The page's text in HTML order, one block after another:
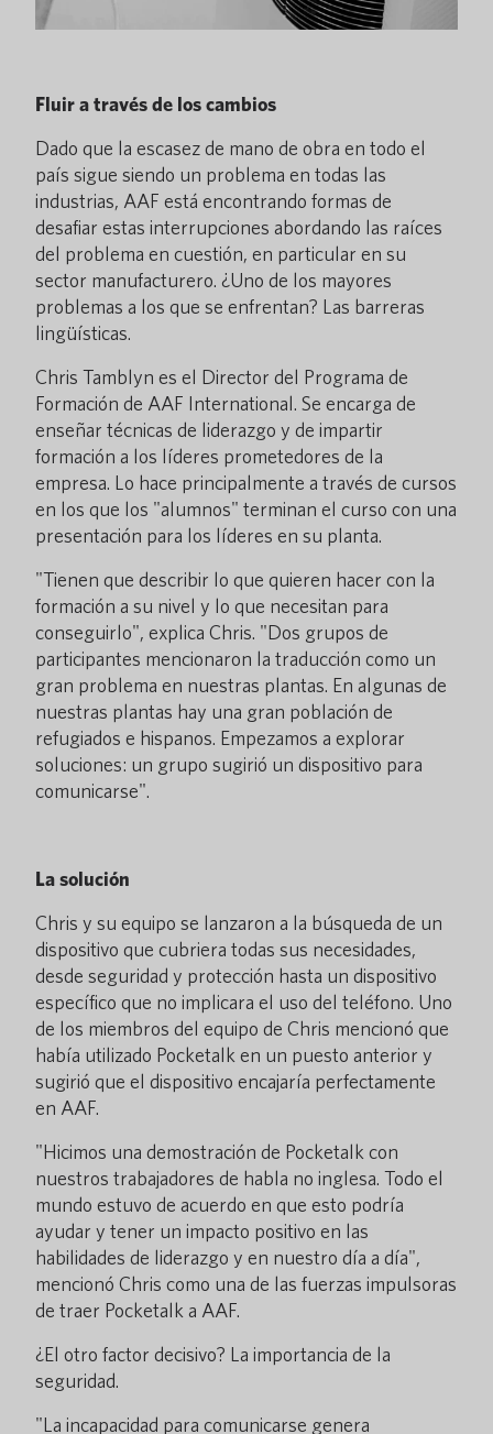
Fluir a través de los cambios
Dado que la escasez de mano de obra en todo el
país sigue siendo un problema en todas las
industrias, AAF está encontrando formas de
desafiar estas interrupciones abordando las raíces
del problema en cuestión, en particular en su
sector manufacturero. ¿Uno de los mayores
problemas a los que se enfrentan? Las barreras
lingüísticas.
Chris Tamblyn es el Director del Programa de
Formación de AAF International. Se encarga de
enseñar técnicas de liderazgo y de impartir
formación a los líderes prometedores de la
empresa. Lo hace principalmente a través de cursos
en los que los "alumnos" terminan el curso con una
presentación para los líderes en su planta.
"Tienen que describir lo que quieren hacer con la
formación a su nivel y lo que necesitan para
conseguirlo", explica Chris. "Dos grupos de
participantes mencionaron la traducción como un
gran problema en nuestras plantas. En algunas de
nuestras plantas hay una gran población de
refugiados e hispanos. Empezamos a explorar
soluciones: un grupo sugirió un dispositivo para
comunicarse".
La solución
Chris y su equipo se lanzaron a la búsqueda de un
dispositivo que cubriera todas sus necesidades,
desde seguridad y protección hasta un dispositivo
específico que no implicara el uso del teléfono. Uno
de los miembros del equipo de Chris mencionó que
había utilizado Pocketalk en un puesto anterior y
sugirió que el dispositivo encajaría perfectamente
en AAF.
"Hicimos una demostración de Pocketalk con
nuestros trabajadores de habla no inglesa. Todo el
mundo estuvo de acuerdo en que esto podría
ayudar y tener un impacto positivo en las
habilidades de liderazgo y en nuestro día a día",
mencionó Chris como una de las fuerzas impulsoras
de traer Pocketalk a AAF.
¿El otro factor decisivo? La importancia de la
seguridad.
"La incapacidad para comunicarse genera